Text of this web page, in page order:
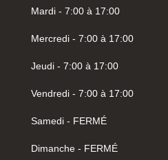
Mardi - 7:00 à 17:00
Mercredi - 7:00 à 17:00
Jeudi - 7:00 à 17:00
Vendredi - 7:00 à 17:00
Samedi - FERMÉ
Dimanche - FERMÉ